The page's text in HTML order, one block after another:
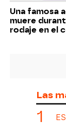
Una famosa
muere
rodaje en el
Las